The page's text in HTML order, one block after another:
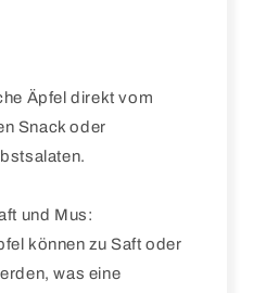
Äpfel direkt vom
Snack oder
und Mus:
können zu Saft oder
was eine